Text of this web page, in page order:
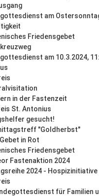
am
Friedensgebet
am 10.3.2024,
in der Fastenzeit
St. Antonius
gesucht!
"Goldherbst"
in Rot
Friedensgebet
Fastenaktion 2024
2024 -
für Familien